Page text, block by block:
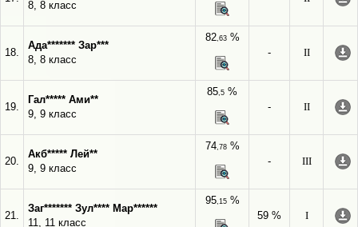
8, 8 класс
18.
Ада******* Зар***
8, 8 класс
82,63%
-
II
19.
Гал***** Ами**
9, 9 класс
85,5 %
-
II
20.
Акб***** Лей**
9, 9 класс
74,78%
-
III
21.
Заг******* Зул**** Мар******
11, 11 класс
95,15%
59 %
I